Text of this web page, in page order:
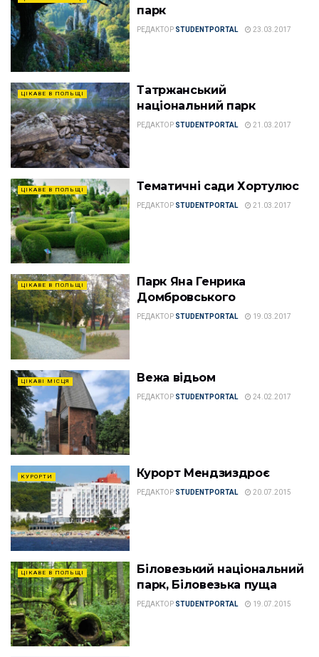
парк
РЕДАКТОР STUDENTPORTAL 23.03.2017
ЦІКАВЕ В ПОЛЬЩІ
Татржанський
національний парк
РЕДАКТОР STUDENTPORTAL 21.03.2017
ЦІКАВЕ В ПОЛЬЩІ Тематичні сади Хортулюс
РЕДАКТОР STUDENTPORTAL 21.03.2017
ЦІКАВЕ В ПОЛЬЩІ
Парк Яна Генрика
Домбровського
РЕДАКТОР STUDENTPORTAL 19.03.2017
ЦІКАВІ МІСЦЯ Вежа відьом
РЕДАКТОР STUDENTPORTAL 24.02.2017
КУРОРТИ Курорт Мендзиздроє
РЕДАКТОР STUDENTPORTAL 20.07.2015
ЦІКАВЕ В ПОЛЬЩІ
Біловезький національний
парк, Біловезька пуща
РЕДАКТОР STUDENTPORTAL 19.07.2015